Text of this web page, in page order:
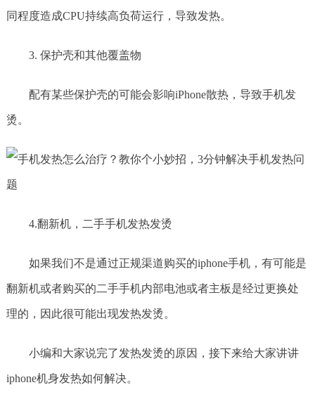
同程度造成CPU持续高负荷运行，导致发热。
3. 保护壳和其他覆盖物
配有某些保护壳的可能会影响iPhone散热，导致手机发
烫。
4.翻新机，二手手机发热发烫
如果我们不是通过正规渠道购买的iphone手机，有可能是
翻新机或者购买的二手手机内部电池或者主板是经过更换处
理的，因此很可能出现发热发烫。
小编和大家说完了发热发烫的原因，接下来给大家讲讲
iphone机身发热如何解决。